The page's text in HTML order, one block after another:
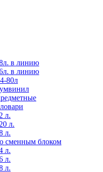
в линию
в линию
80л
л.
л.
л.
сменным блоком
л.
л.
л.